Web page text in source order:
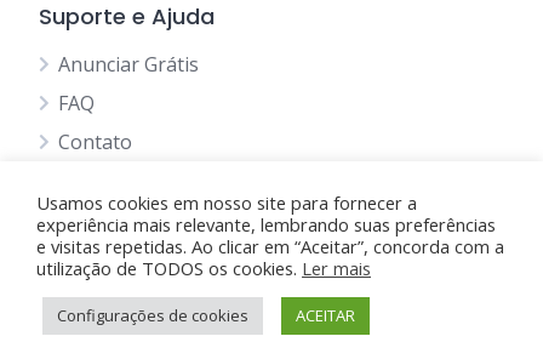
Suporte e Ajuda
Anunciar Grátis
FAQ
Contato
Anunciando Agora
Página Inicial
Minha Conta
Usamos cookies em nosso site para fornecer a
experiência mais relevante, lembrando suas preferências
e visitas repetidas. Ao clicar em “Aceitar”, concorda com a
utilização de TODOS os cookies. Ler mais
Configurações de cookies ACEITAR